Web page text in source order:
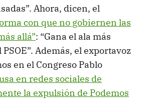
Ahora, dicen, el
con que no gobiernen las
allá”: “Gana el ala más
Además, el exportavoz
en el Congreso Pablo
en redes sociales de
la expulsión de Podemos